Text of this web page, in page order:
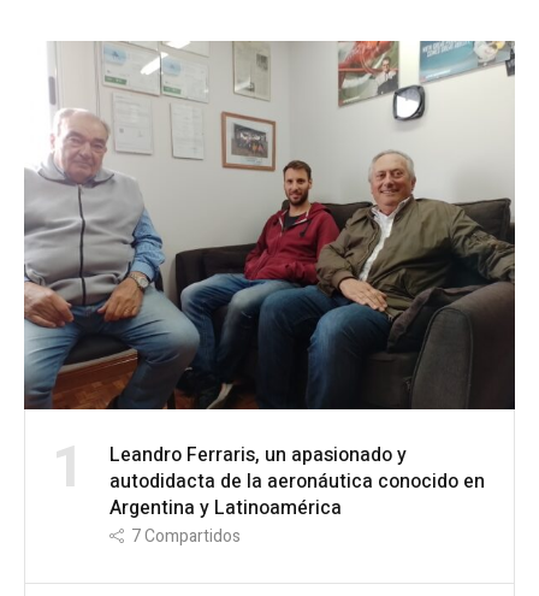
1
Leandro Ferraris, un apasionado y
autodidacta de la aeronáutica conocido en
Argentina y Latinoamérica
7Compartidos